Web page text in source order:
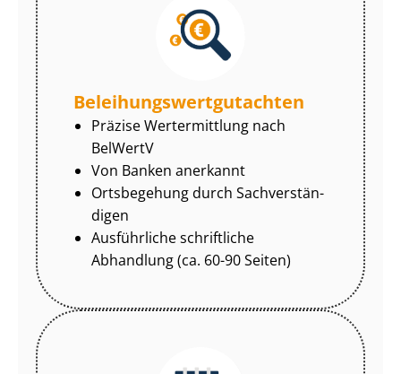
Be­lei­hungs­wert­gut­ach­ten
Präzise Wertermittlung nach
BelWertV
Von Banken anerkannt
Ortsbegehung durch Sach­ver­stän­
di­gen
Ausführliche schriftliche
Abhandlung (ca. 60-90 Seiten)